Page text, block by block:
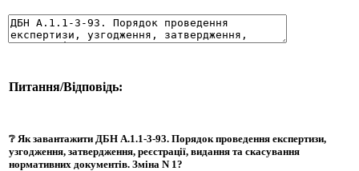
Питання/Відповідь:
❔ Як завантажити ДБН А.1.1-3-93. Порядок проведення експертизи,
узгодження, затвердження, реєстрації, видання та скасування
нормативних документів. Зміна N 1?